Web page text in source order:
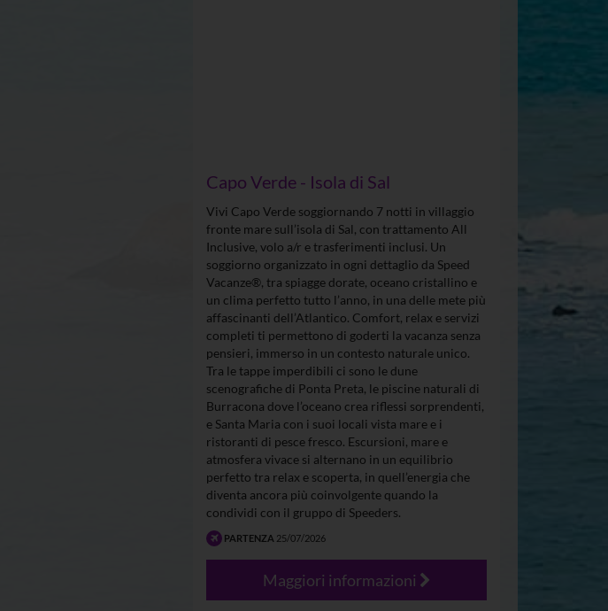
Capo Verde - Isola di Sal
Vivi Capo Verde soggiornando 7 notti in villaggio
fronte mare sull’isola di Sal, con trattamento All
Inclusive, volo a/r e trasferimenti inclusi. Un
soggiorno organizzato in ogni dettaglio da Speed
Vacanze®, tra spiagge dorate, oceano cristallino e
un clima perfetto tutto l’anno, in una delle mete più
affascinanti dell’Atlantico. Comfort, relax e servizi
completi ti permettono di goderti la vacanza senza
pensieri, immerso in un contesto naturale unico.
Tra le tappe imperdibili ci sono le dune
scenografiche di Ponta Preta, le piscine naturali di
Burracona dove l’oceano crea riflessi sorprendenti,
e Santa Maria con i suoi locali vista mare e i
ristoranti di pesce fresco. Escursioni, mare e
atmosfera vivace si alternano in un equilibrio
perfetto tra relax e scoperta, in quell’energia che
diventa ancora più coinvolgente quando la
condividi con il gruppo di Speeders.
PARTENZA 25/07/2026
Maggiori informazioni